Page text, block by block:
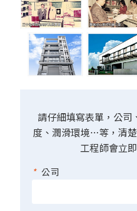
請仔細填寫表單，公司
度、潤滑環境…等，清
工程師會立
* 公司